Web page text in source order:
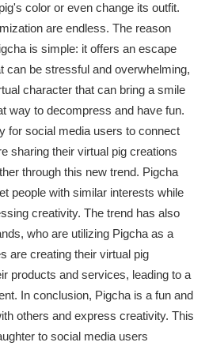
color or even change its outfit.
are endless. The reason
is simple: it offers an escape
can be stressful and overwhelming,
character that can bring a smile
way to decompress and have fun.
for social media users to connect
sharing their virtual pig creations
through this new trend. Pigcha
people with similar interests while
creativity. The trend has also
who are utilizing Pigcha as a
are creating their virtual pig
products and services, leading to a
In conclusion, Pigcha is a fun and
others and express creativity. This
to social media users